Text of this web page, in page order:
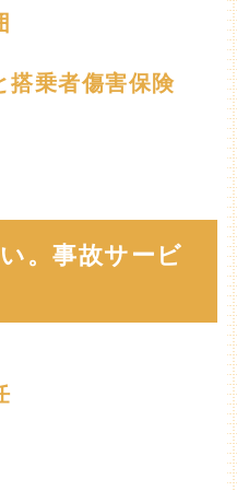
搭乗者傷害保険
。事故サービ